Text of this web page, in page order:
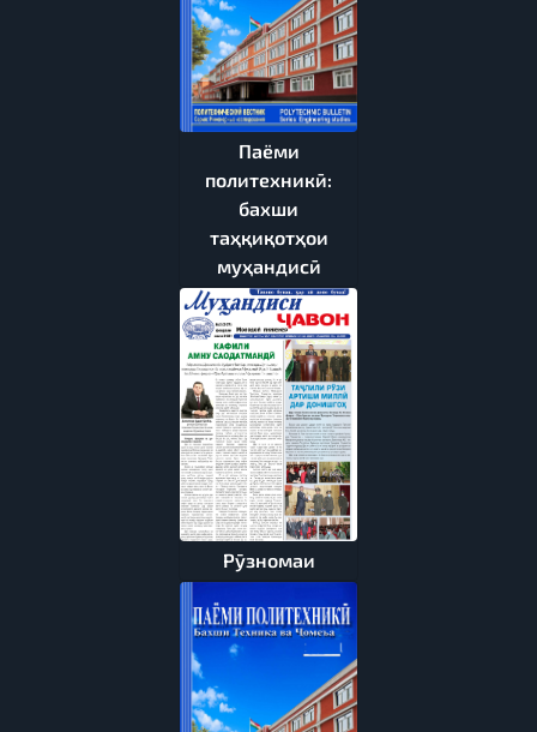
Паёми
политехникӣ:
бахши
таҳқиқотҳои
муҳандисӣ
Рӯзномаи